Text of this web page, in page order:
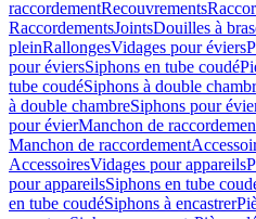
raccordementRecouvrements
RaccordementsJointsDouilles à
pleinRallongesVidages pour éviers
pour éviersSiphons en tube coudé
tube coudéSiphons à double
à double chambreSiphons pour
pour évierManchon de
Manchon de raccordement
AccessoiresVidages pour appareils
pour appareilsSiphons en tube
en tube coudéSiphons à encastrer